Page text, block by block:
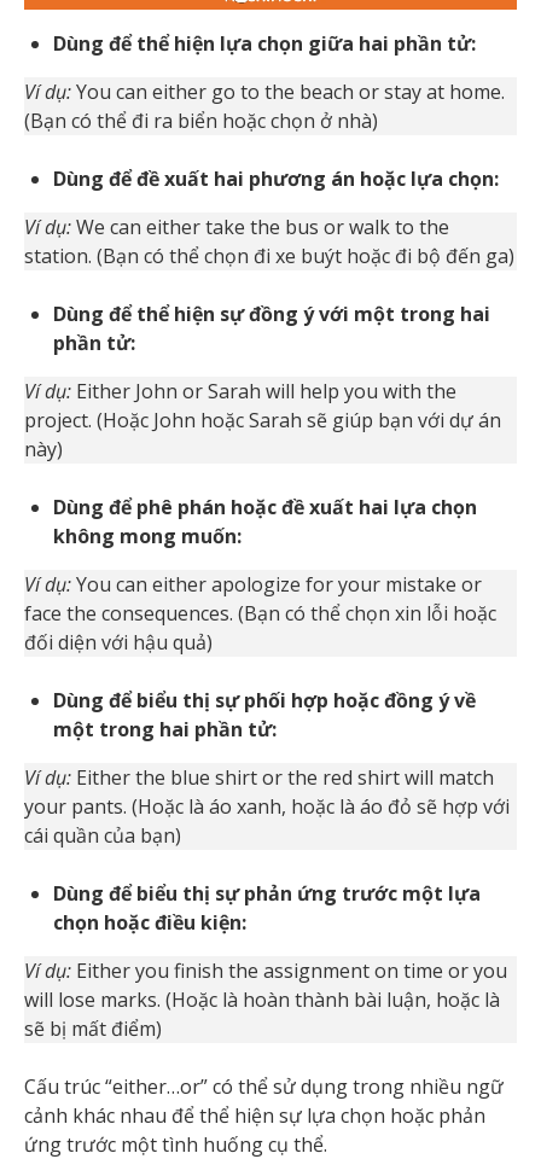
Dùng để thể hiện lựa chọn giữa hai phần tử:
Ví dụ:You can either go to the beach or stay at home.
(Bạn có thể đi ra biển hoặc chọn ở nhà)
Dùng để đề xuất hai phương án hoặc lựa chọn:
Ví dụ:We can either take the bus or walk to the
station. (Bạn có thể chọn đi xe buýt hoặc đi bộ đến ga)
Dùng để thể hiện sự đồng ý với một trong hai
phần tử:
Ví dụ: Either John or Sarah will help you with the
project. (Hoặc John hoặc Sarah sẽ giúp bạn với dự án
này)
Dùng để phê phán hoặc đề xuất hai lựa chọn
không mong muốn:
Ví dụ:You can either apologize for your mistake or
face the consequences. (Bạn có thể chọn xin lỗi hoặc
đối diện với hậu quả)
Dùng để biểu thị sự phối hợp hoặc đồng ý về
một trong hai phần tử:
Ví dụ: Either the blue shirt or the red shirt will match
your pants. (Hoặc là áo xanh, hoặc là áo đỏ sẽ hợp với
cái quần của bạn)
Dùng để biểu thị sự phản ứng trước một lựa
chọn hoặc điều kiện:
Ví dụ: Either you finish the assignment on time or you
will lose marks. (Hoặc là hoàn thành bài luận, hoặc là
sẽ bị mất điểm)
Cấu trúc “either…or” có thể sử dụng trong nhiều ngữ
cảnh khác nhau để thể hiện sự lựa chọn hoặc phản
ứng trước một tình huống cụ thể.